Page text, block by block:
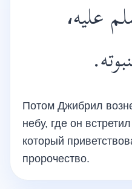
عليه،
Потом Джибрил
небу, где он
который
пророчество.